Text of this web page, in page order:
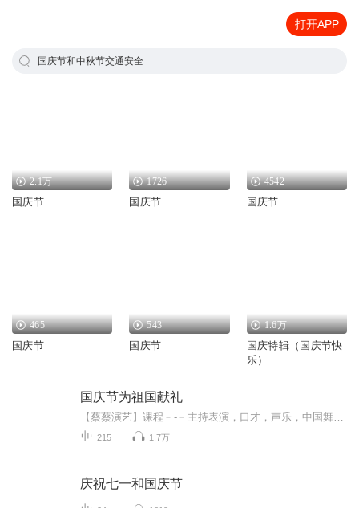
打开APP
国庆节和中秋节交通安全
2.1万
国庆节
1726
国庆节
4542
国庆节
465
国庆节
543
国庆节
1.6万
国庆特辑（国庆节快
乐）
国庆节为祖国献礼
215 1.7万
庆祝七一和国庆节